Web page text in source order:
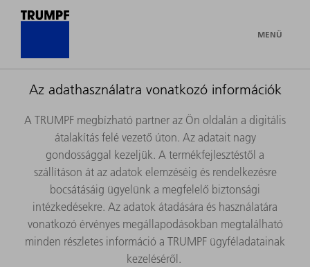
MENÜ
Az adathasználatra vonatkozó információk
A TRUMPF megbízható partner az Ön oldalán a digitális
átalakítás felé vezető úton. Az adatait nagy
gondossággal kezeljük. A termékfejlesztéstől a
szállításon át az adatok elemzéséig és rendelkezésre
bocsátásáig ügyelünk a megfelelő biztonsági
intézkedésekre. Az adatok átadására és használatára
vonatkozó érvényes megállapodásokban megtalálható
minden részletes információ a TRUMPF ügyféladatainak
kezeléséről.